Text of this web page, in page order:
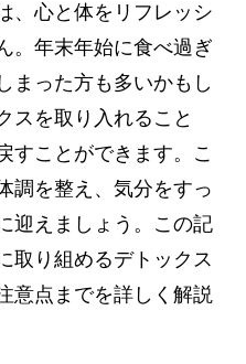
、心と体をリフレッシ
。年末年始に食べ過ぎ
まった方も多いかもし
スを取り入れること
すことができます。こ
調を整え、気分をすっ
迎えましょう。この記
取り組めるデトックス
意点までを詳しく解説